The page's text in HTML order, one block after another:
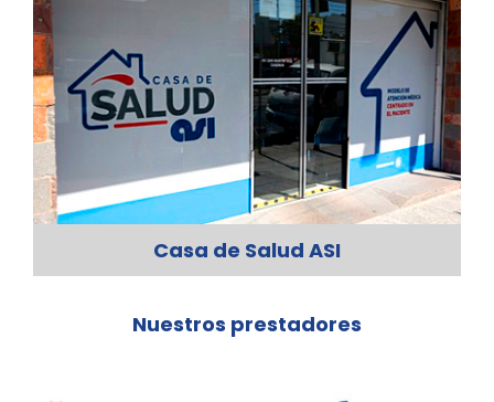
Casa de Salud ASI
Nuestros prestadores